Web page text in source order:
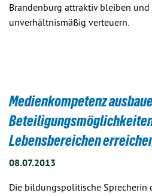
Brandenburg attraktiv bleiben
unverhältnismäßig verteuern.
Medienkompetenz
Lebensbereichen
08.07.2013
Die bildungspolitische Sprecherin